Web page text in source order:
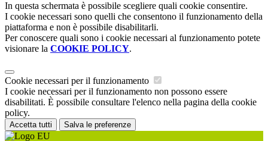
In questa schermata è possibile scegliere quali cookie consentire.
I cookie necessari sono quelli che consentono il funzionamento della
piattaforma e non è possibile disabilitarli.
Per conoscere quali sono i cookie necessari al funzionamento potete
visionare la COOKIE POLICY.
Cookie necessari per il funzionamento
I cookie necessari per il funzionamento non possono essere
disabilitati. È possibile consultare l'elenco nella pagina della cookie
policy.
Accetta tutti Salva le preferenze